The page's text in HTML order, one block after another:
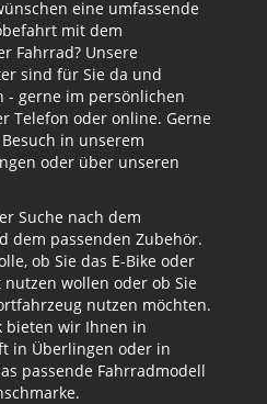
eine umfassende
mit dem
Fahrrad? Unsere
sind für Sie da und
- gerne im persönlichen
Telefon oder online. Gerne
in unserem
oder über unseren
Suche nach dem
dem passenden Zubehör.
ob Sie das E-Bike oder
wollen oder ob Sie
nutzen möchten.
bieten wir Ihnen in
in Überlingen oder in
passende Fahrradmodell